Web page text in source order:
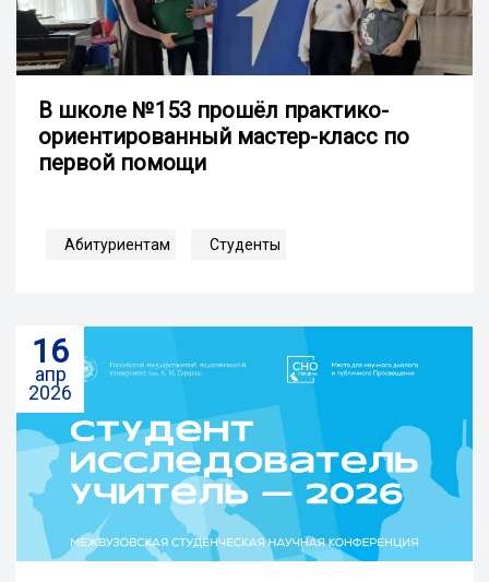
В школе №153 прошёл практико-
ориентированный мастер-класс по
первой помощи
Абитуриентам Студенты
16
апр
2026